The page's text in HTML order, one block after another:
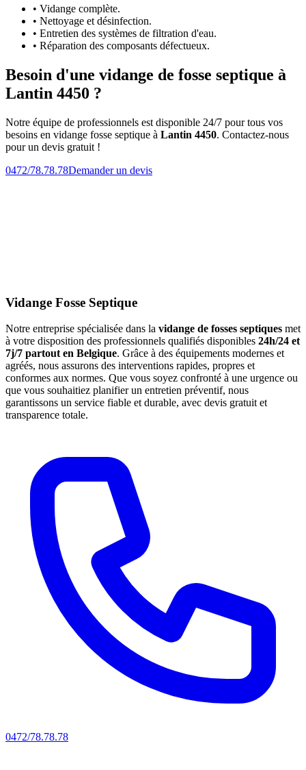
• Vidange complète.
• Nettoyage et désinfection.
• Entretien des systèmes de filtration d'eau.
• Réparation des composants défectueux.
Besoin d'une vidange de fosse septique à
Lantin 4450 ?
Notre équipe de professionnels est disponible 24/7 pour tous vos
besoins en vidange fosse septique à Lantin 4450. Contactez-nous
pour un devis gratuit !
0472/78.78.78Demander un devis
Vidange Fosse Septique
Notre entreprise spécialisée dans la vidange de fosses septiques met
à votre disposition des professionnels qualifiés disponibles 24h/24 et
7j/7 partout en Belgique. Grâce à des équipements modernes et
agréés, nous assurons des interventions rapides, propres et
conformes aux normes. Que vous soyez confronté à une urgence ou
que vous souhaitiez planifier un entretien préventif, nous
garantissons un service fiable et durable, avec devis gratuit et
transparence totale.
0472/78.78.78